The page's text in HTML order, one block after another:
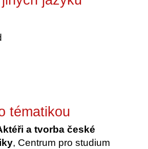
tématikou
a tvorba české
, Centrum pro studium